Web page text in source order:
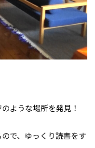
ような場所を発見！
で、ゆっくり読書をす